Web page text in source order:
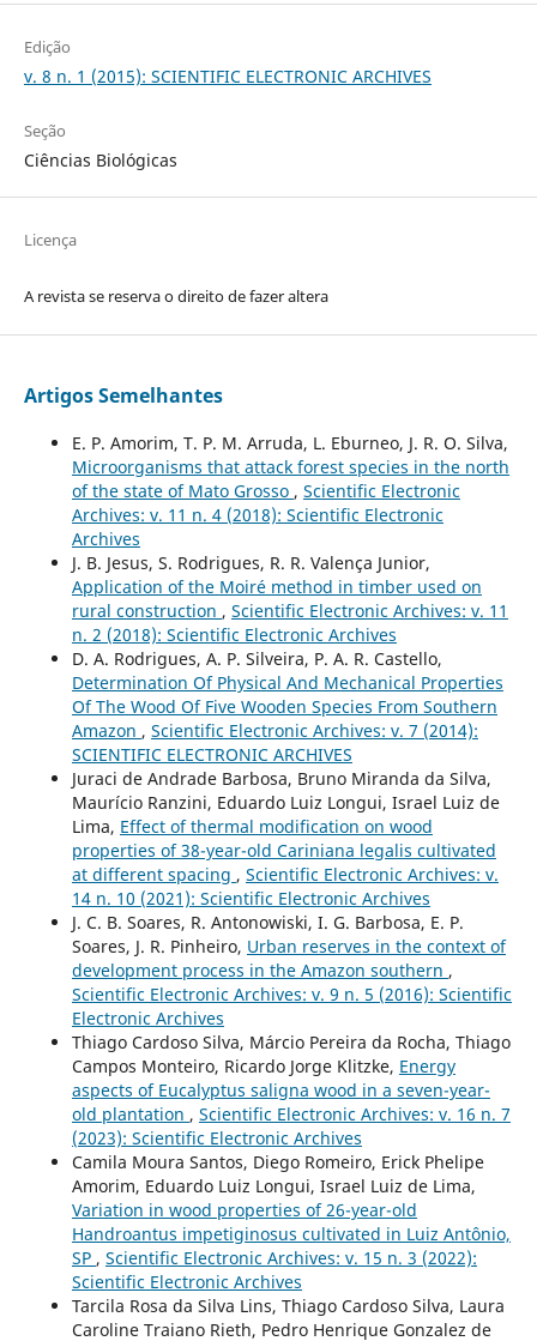
Edição
v. 8 n. 1 (2015): SCIENTIFIC ELECTRONIC ARCHIVES
Seção
Ciências Biológicas
Licença
A revista se reserva o direito de fazer altera
Artigos Semelhantes
E. P. Amorim, T. P. M. Arruda, L. Eburneo, J. R. O. Silva,
Microorganisms that attack forest species in the north
of the state of Mato Grosso , Scientific Electronic
Archives: v. 11 n. 4 (2018): Scientific Electronic
Archives
J. B. Jesus, S. Rodrigues, R. R. Valença Junior,
Application of the Moiré method in timber used on
rural construction , Scientific Electronic Archives: v. 11
n. 2 (2018): Scientific Electronic Archives
D. A. Rodrigues, A. P. Silveira, P. A. R. Castello,
Determination Of Physical And Mechanical Properties
Of The Wood Of Five Wooden Species From Southern
Amazon , Scientific Electronic Archives: v. 7 (2014):
SCIENTIFIC ELECTRONIC ARCHIVES
Juraci de Andrade Barbosa, Bruno Miranda da Silva,
Maurício Ranzini, Eduardo Luiz Longui, Israel Luiz de
Lima, Effect of thermal modification on wood
properties of 38-year-old Cariniana legalis cultivated
at different spacing , Scientific Electronic Archives: v.
14 n. 10 (2021): Scientific Electronic Archives
J. C. B. Soares, R. Antonowiski, I. G. Barbosa, E. P.
Soares, J. R. Pinheiro, Urban reserves in the context of
development process in the Amazon southern ,
Scientific Electronic Archives: v. 9 n. 5 (2016): Scientific
Electronic Archives
Thiago Cardoso Silva, Márcio Pereira da Rocha, Thiago
Campos Monteiro, Ricardo Jorge Klitzke, Energy
aspects of Eucalyptus saligna wood in a seven-year-
old plantation , Scientific Electronic Archives: v. 16 n. 7
(2023): Scientific Electronic Archives
Camila Moura Santos, Diego Romeiro, Erick Phelipe
Amorim, Eduardo Luiz Longui, Israel Luiz de Lima,
Variation in wood properties of 26-year-old
Handroantus impetiginosus cultivated in Luiz Antônio,
SP , Scientific Electronic Archives: v. 15 n. 3 (2022):
Scientific Electronic Archives
Tarcila Rosa da Silva Lins, Thiago Cardoso Silva, Laura
Caroline Traiano Rieth, Pedro Henrique Gonzalez de